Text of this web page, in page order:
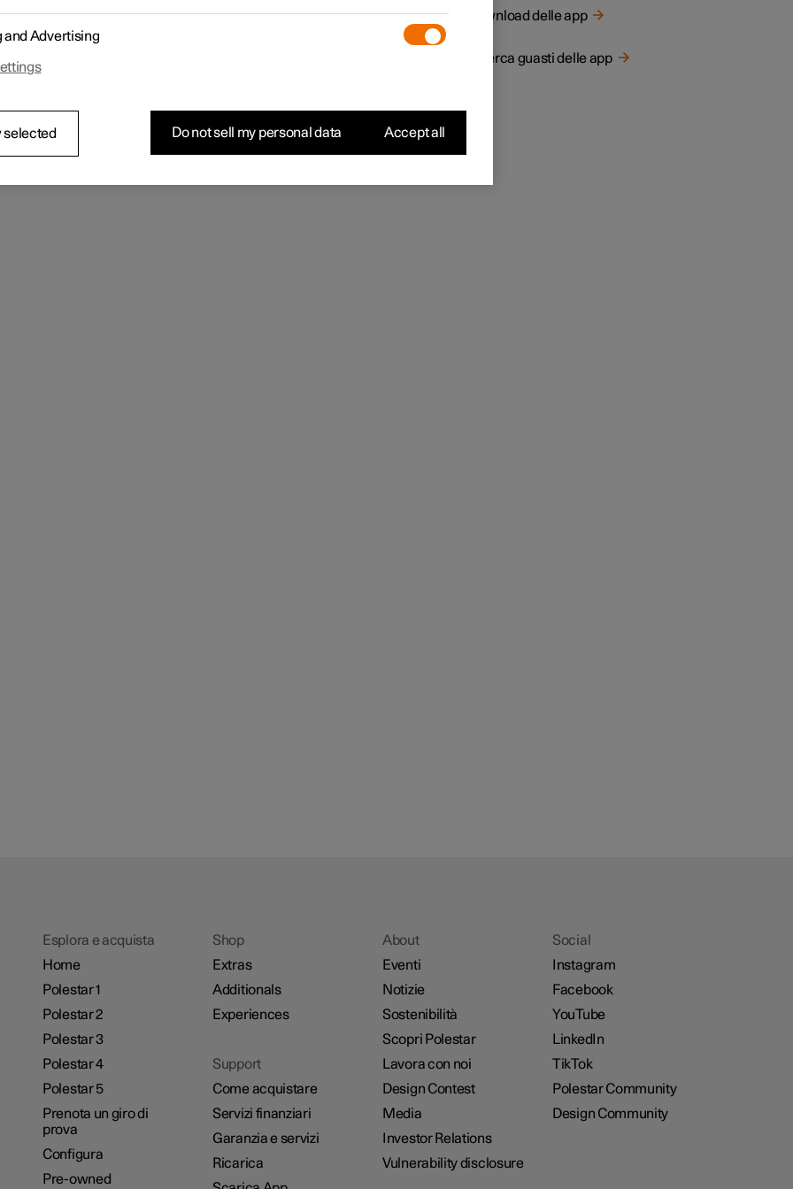
e tenere premuta l'app da rimuovere finché non venga visualizzato
in fondo alla schermata.
l'app nel cestino e rilasciarla.
la rimozione.
Download delle app
Ricerca guasti delle app
Esplora e acquista
Home
Polestar 1
Polestar 2
Polestar 3
Polestar 4
Polestar 5
Prenota un giro di
prova
Configura
Pre-owned
Shop
Extras
Additionals
Experiences
Support
Come acquistare
Servizi finanziari
Garanzia e servizi
Ricarica
About
Eventi
Notizie
Sostenibilità
Scopri Polestar
Lavora con noi
Design Contest
Media
Investor Relations
Vulnerability disclosure
Social
Instagram
Facebook
YouTube
LinkedIn
TikTok
Polestar Community
Design Community
and Advertising
selected Do not sell my personal data Accept all